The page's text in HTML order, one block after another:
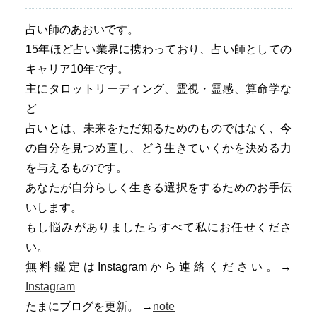
占い師のあおいです。
15年ほど占い業界に携わっており、占い師としての
キャリア10年です。
主にタロットリーディング、霊視・霊感、算命学な
ど
占いとは、未来をただ知るためのものではなく、今
の自分を見つめ直し、どう生きていくかを決める力
を与えるものです。
あなたが自分らしく生きる選択をするためのお手伝
いします。
もし悩みがありましたらすべて私にお任せくださ
い。
無料鑑定はInstagramから連絡ください。→
Instagram
たまにブログを更新。 → note